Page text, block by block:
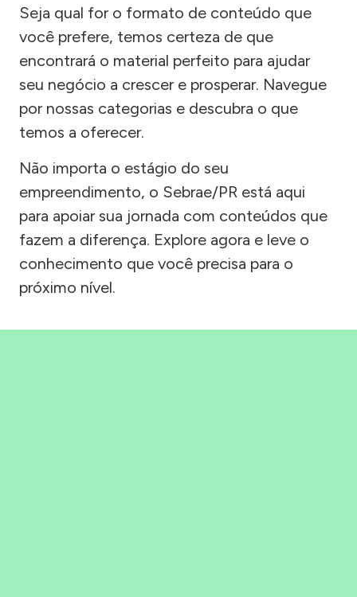
Seja qual for o formato de conteúdo que
você prefere, temos certeza de que
encontrará o material perfeito para ajudar
seu negócio a crescer e prosperar. Navegue
por nossas categorias e descubra o que
temos a oferecer.
Não importa o estágio do seu
empreendimento, o Sebrae/PR está aqui
para apoiar sua jornada com conteúdos que
fazem a diferença. Explore agora e leve o
conhecimento que você precisa para o
próximo nível.